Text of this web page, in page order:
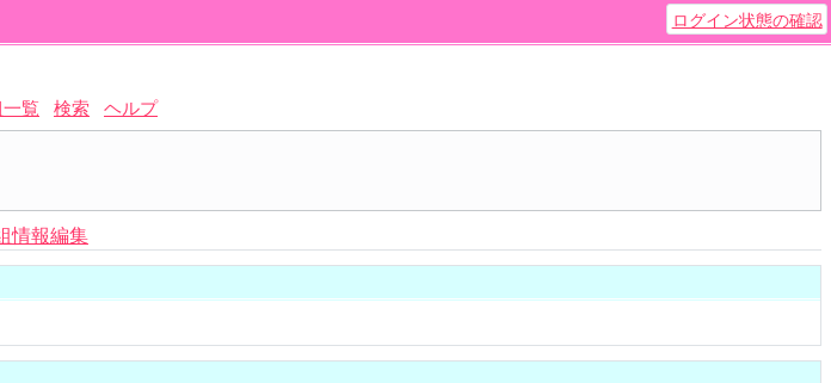
ログイン状態の確認
覧 検索 ヘルプ
情報編集